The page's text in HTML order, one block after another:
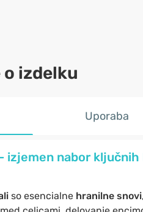
izdelku
Uporaba
izjemen nabor
so esencialne hranilne snovi